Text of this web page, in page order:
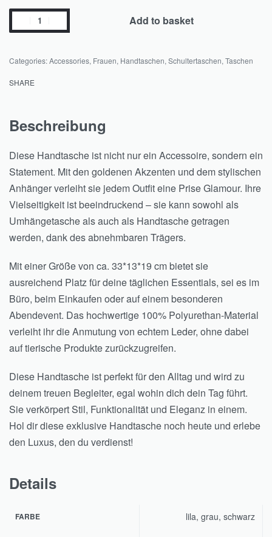
Add to basket
Categories:Accessories, Frauen, Handtaschen, Schultertaschen, Taschen
SHARE
Beschreibung
Diese Handtasche ist nicht nur ein Accessoire, sondern ein
Statement. Mit den goldenen Akzenten und dem stylischen
Anhänger verleiht sie jedem Outfit eine Prise Glamour. Ihre
Vielseitigkeit ist beeindruckend – sie kann sowohl als
Umhängetasche als auch als Handtasche getragen
werden, dank des abnehmbaren Trägers.
Mit einer Größe von ca. 33*13*19 cm bietet sie
ausreichend Platz für deine täglichen Essentials, sei es im
Büro, beim Einkaufen oder auf einem besonderen
Abendevent. Das hochwertige 100% Polyurethan-Material
verleiht ihr die Anmutung von echtem Leder, ohne dabei
auf tierische Produkte zurückzugreifen.
Diese Handtasche ist perfekt für den Alltag und wird zu
deinem treuen Begleiter, egal wohin dich dein Tag führt.
Sie verkörpert Stil, Funktionalität und Eleganz in einem.
Hol dir diese exklusive Handtasche noch heute und erlebe
den Luxus, den du verdienst!
Details
FARBE lila, grau, schwarz